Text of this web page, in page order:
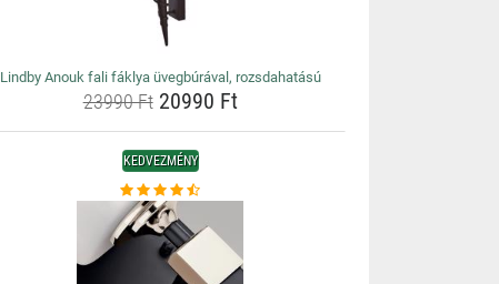
Lindby Anouk fali fáklya üvegbúrával, rozsdahatású
23990 Ft20990 Ft
KEDVEZMÉNY